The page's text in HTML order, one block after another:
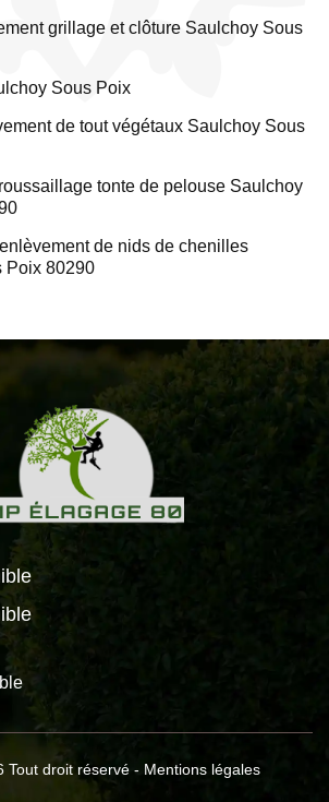
grillage et clôture Saulchoy Sous
Sous Poix
de tout végétaux Saulchoy Sous
tonte de pelouse Saulchoy
de nids de chenilles
Poix 80290
Tout droit réservé - Mentions légales